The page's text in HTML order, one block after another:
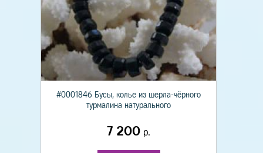
#0001846 Бусы, колье из шерла-чёрного
турмалина натурального
7 200 р.